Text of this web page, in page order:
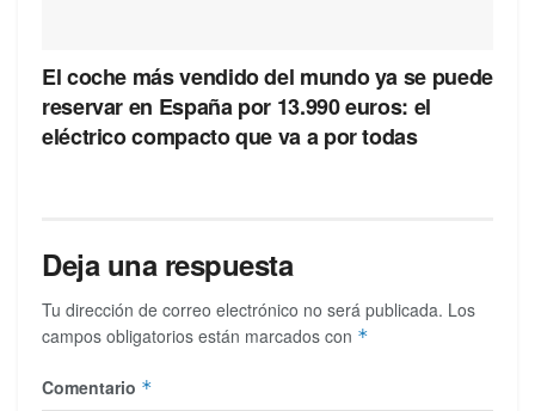
El coche más vendido del mundo ya se puede
reservar en España por 13.990 euros: el
eléctrico compacto que va a por todas
Deja una respuesta
Tu dirección de correo electrónico no será publicada. Los
campos obligatorios están marcados con *
Comentario *